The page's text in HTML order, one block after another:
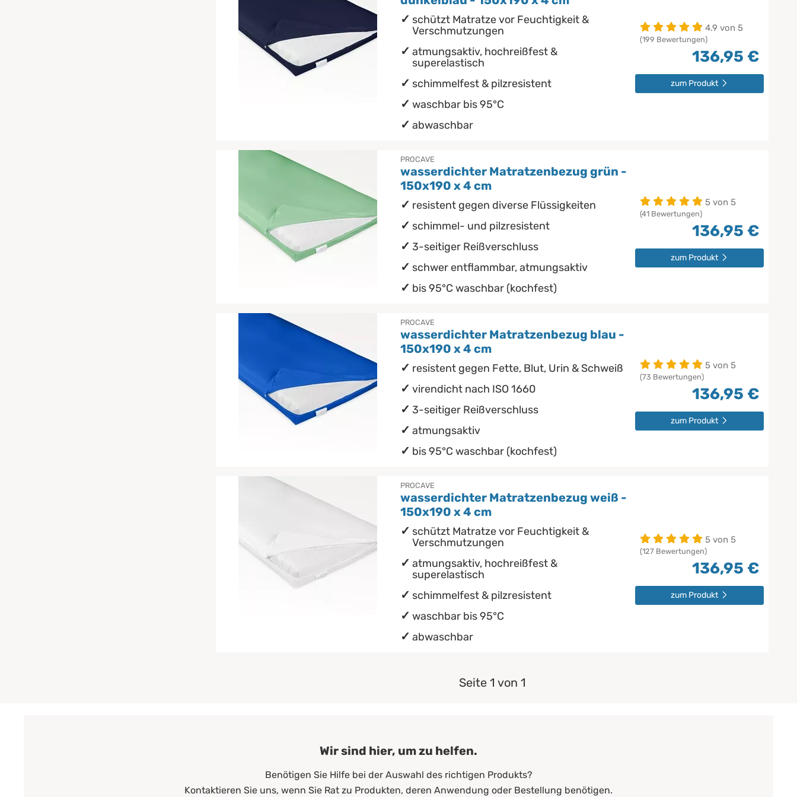
schützt Matratze vor Feuchtigkeit &
Verschmutzungen
atmungsaktiv, hochreißfest &
superelastisch
schimmelfest & pilzresistent
waschbar bis 95°C
abwaschbar
4.9 von 5
(199 Bewertungen)
136,95 €
zum Produkt
PROCAVE
wasserdichter Matratzenbezug grün -
150x190 x 4 cm
resistent gegen diverse Flüssigkeiten
schimmel- und pilzresistent
3-seitiger Reißverschluss
schwer entflammbar, atmungsaktiv
bis 95°C waschbar (kochfest)
5 von 5
(41 Bewertungen)
136,95 €
zum Produkt
PROCAVE
wasserdichter Matratzenbezug blau -
150x190 x 4 cm
resistent gegen Fette, Blut, Urin & Schweiß
virendicht nach ISO 1660
3-seitiger Reißverschluss
atmungsaktiv
bis 95°C waschbar (kochfest)
5 von 5
(73 Bewertungen)
136,95 €
zum Produkt
PROCAVE
wasserdichter Matratzenbezug weiß -
150x190 x 4 cm
schützt Matratze vor Feuchtigkeit &
Verschmutzungen
atmungsaktiv, hochreißfest &
superelastisch
schimmelfest & pilzresistent
waschbar bis 95°C
abwaschbar
5 von 5
(127 Bewertungen)
136,95 €
zum Produkt
Seite 1 von 1
Wir sind hier, um zu helfen.
Benötigen Sie Hilfe bei der Auswahl des richtigen Produkts?
Kontaktieren Sie uns, wenn Sie Rat zu Produkten, deren Anwendung oder Bestellung benötigen.